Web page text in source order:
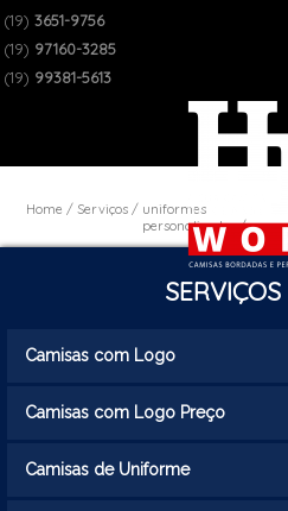
(19) 3651-9756
(19) 97160-3285
(19) 99381-5613
Home Serviços
uniformes
personalizados
SERVIÇOS
Camisas com Logo
Camisas com Logo Preço
Camisas de Uniforme